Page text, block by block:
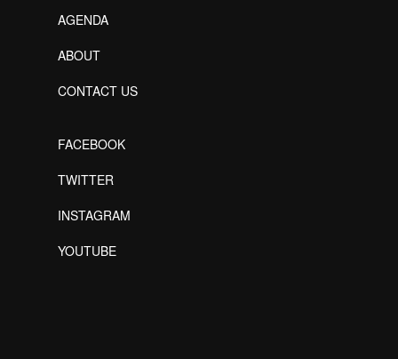
AGENDA
ABOUT
CONTACT US
FACEBOOK
TWITTER
INSTAGRAM
YOUTUBE